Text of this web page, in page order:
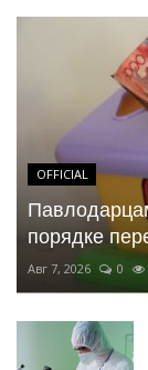
OFFICIAL
порядке
Авг 7, 2026 0